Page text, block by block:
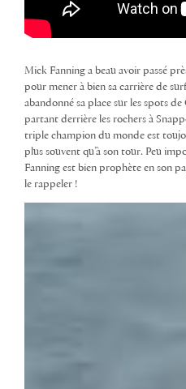
Mick Fanning a beau avoir passé
pour mener à bien sa carrière de
abandonné sa place sur les spots
partant derrière les rochers à
triple champion du monde est
plus souvent qu’à son tour. Peu
Fanning est bien prophète en son
le rappeler !